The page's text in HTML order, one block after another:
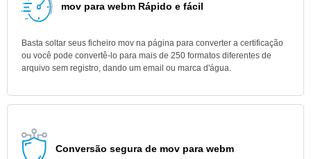
mov para webm Rápido e fácil
Basta soltar seus ficheiro mov na página para converter a certificação
ou você pode convertê-lo para mais de 250 formatos diferentes de
arquivo sem registro, dando um email ou marca d'água.
Conversão segura de mov para webm